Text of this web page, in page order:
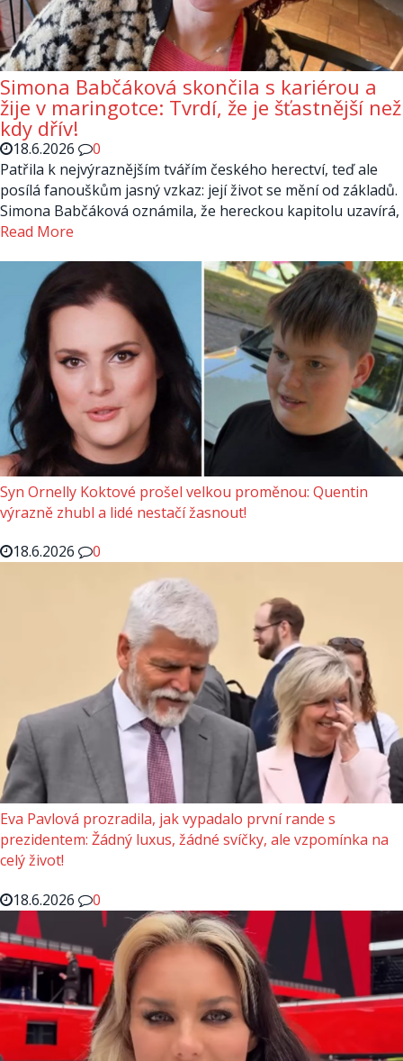
Simona Babčáková skončila s kariérou a
žije v maringotce: Tvrdí, že je šťastnější než
kdy dřív!
18.6.2026
0
Patřila k nejvýraznějším tvářím českého herectví, teď ale
posílá fanouškům jasný vzkaz: její život se mění od základů.
Simona Babčáková oznámila, že hereckou kapitolu uzavírá,
Read More
Syn Ornelly Koktové prošel velkou proměnou: Quentin
výrazně zhubl a lidé nestačí žasnout!
18.6.2026
0
Eva Pavlová prozradila, jak vypadalo první rande s
prezidentem: Žádný luxus, žádné svíčky, ale vzpomínka na
celý život!
18.6.2026
0